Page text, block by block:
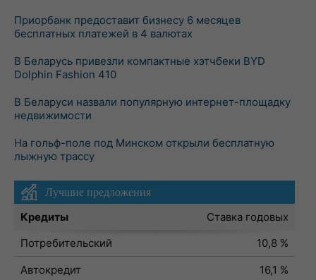
Приорбанк предоставит бизнесу 6 месяцев
бесплатных платежей в 4 валютах
В Беларусь привезли компактные хэтчбеки BYD
Dolphin Fashion 410
В Беларуси назвали популярную интернет-площадку
недвижимости
На гольф-поле под Минском открыли бесплатную
лыжную трассу
Лучшие предложения
Кредиты
Ставка годовых
Потребительский
10,8 %
Автокредит
16,1 %